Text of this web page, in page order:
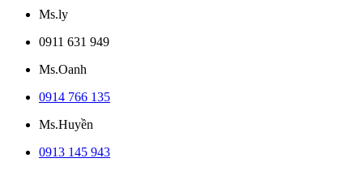
Ms.ly
0911 631 949
Ms.Oanh
0914 766 135
Ms.Huyền
0913 145 943